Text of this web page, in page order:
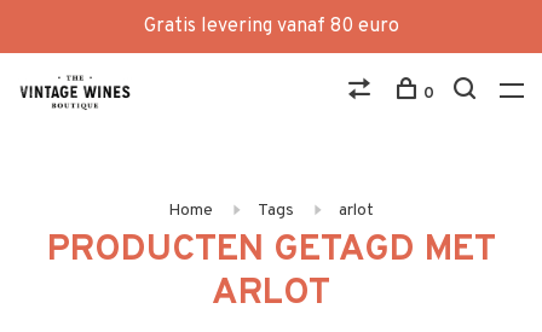
Gratis levering vanaf 80 euro
0
Home Tags arlot
PRODUCTEN GETAGD MET
ARLOT